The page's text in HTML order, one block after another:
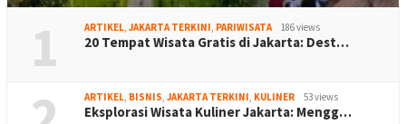
1 ARTIKEL, JAKARTA TERKINI, PARIWISATA 186 views
20 Tempat Wisata Gratis di Jakarta: Dest…
ARTIKEL, BISNIS, JAKARTA TERKINI, KULINER 53 views
Eksplorasi Wisata Kuliner Jakarta: Mengg…